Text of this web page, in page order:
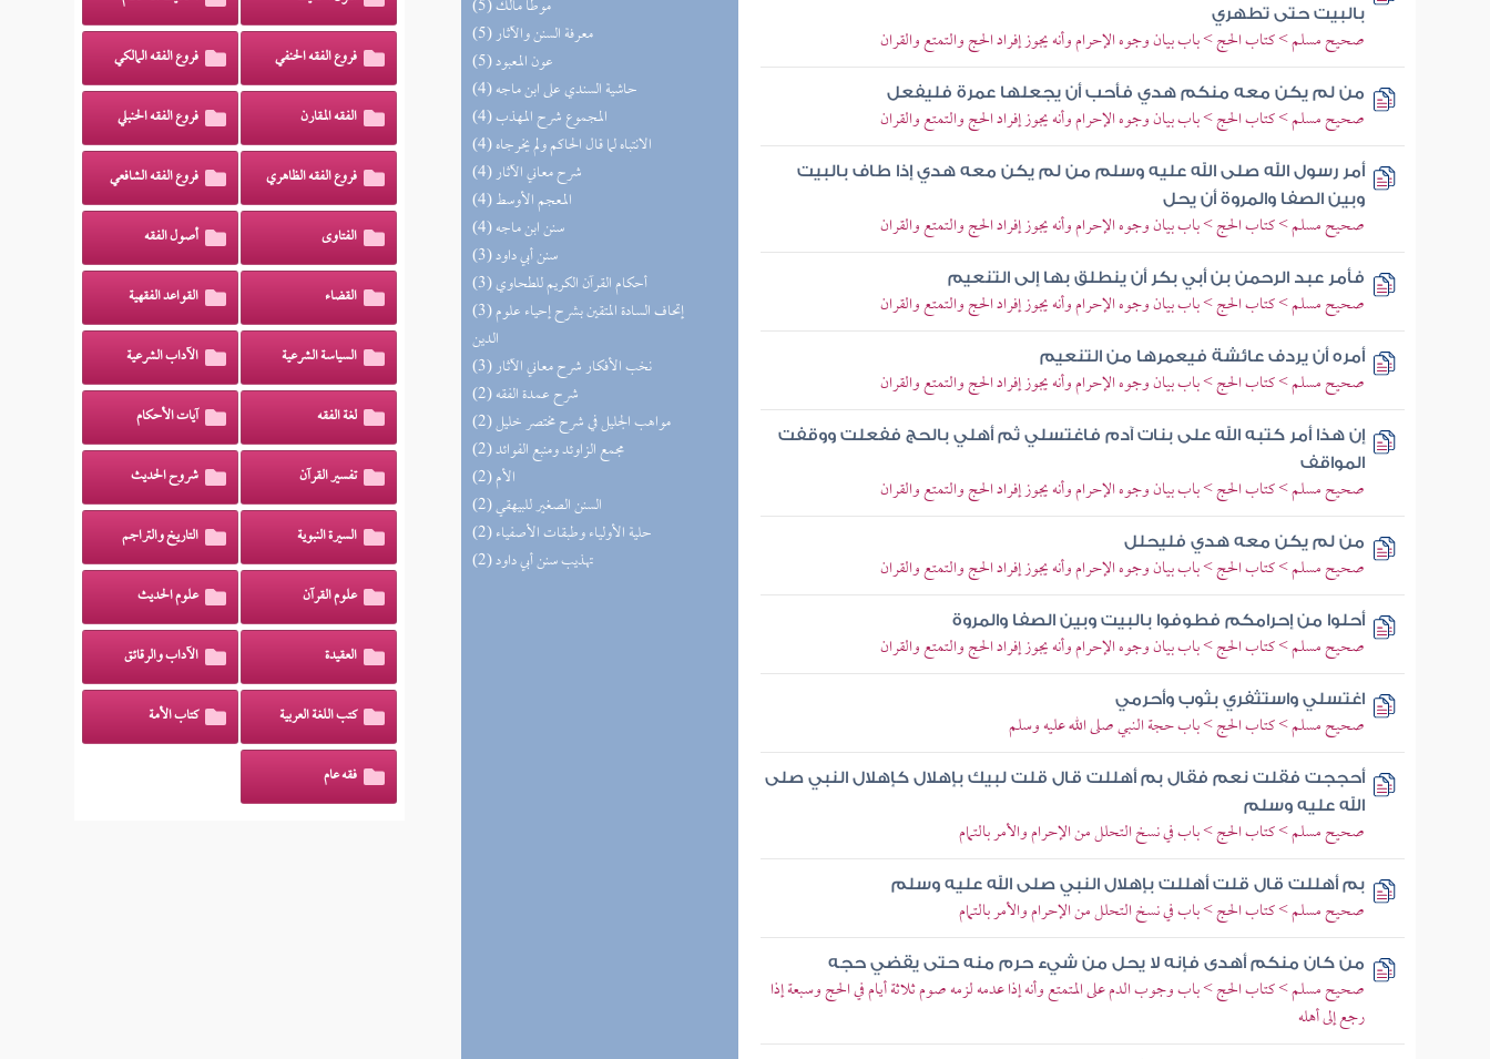
(5) موطأ مالك
(5) معرفة السنن والآثار
(5) عون المعبود
(4) حاشية السندي على ابن ماجه
(4) المجموع شرح المهذب
(4) الانتباه لما قال الحاكم ولم يخرجاه
(4) شرح معاني الآثار
(4) المعجم الأوسط
(4) سنن ابن ماجه
(3) سنن أبي داود
(3) أحكام القرآن الكريم للطحاوي
(3) إتحاف السادة المتقين بشرح إحياء علوم
الدين
(3) نخب الأفكار شرح معاني الآثار
(2) شرح عمدة الفقه
(2) مواهب الجليل في شرح مختصر خليل
(2) مجمع الزاوئد ومنبع الفوائد
(2) الأم
(2) السنن الصغير للبيهقي
(2) حلية الأولياء وطبقات الأصفياء
(2) تهذيب سنن أبي داود
بالبيت حتى تطهري
صحيح مسلم > كتاب الحج > باب بيان وجوه الإحرام وأنه يجوز إفراد الحج والتمتع والقران
من لم يكن معه منكم هدي فأحب أن يجعلها عمرة فليفعل
صحيح مسلم > كتاب الحج > باب بيان وجوه الإحرام وأنه يجوز إفراد الحج والتمتع والقران
أمر رسول الله صلى الله عليه وسلم من لم يكن معه هدي إذا طاف بالبيت
وبين الصفا والمروة أن يحل
صحيح مسلم > كتاب الحج > باب بيان وجوه الإحرام وأنه يجوز إفراد الحج والتمتع والقران
فأمر عبد الرحمن بن أبي بكر أن ينطلق بها إلى التنعيم
صحيح مسلم > كتاب الحج > باب بيان وجوه الإحرام وأنه يجوز إفراد الحج والتمتع والقران
أمره أن يردف عائشة فيعمرها من التنعيم
صحيح مسلم > كتاب الحج > باب بيان وجوه الإحرام وأنه يجوز إفراد الحج والتمتع والقران
إن هذا أمر كتبه الله على بنات آدم فاغتسلي ثم أهلي بالحج ففعلت ووقفت
المواقف
صحيح مسلم > كتاب الحج > باب بيان وجوه الإحرام وأنه يجوز إفراد الحج والتمتع والقران
من لم يكن معه هدي فليحلل
صحيح مسلم > كتاب الحج > باب بيان وجوه الإحرام وأنه يجوز إفراد الحج والتمتع والقران
أحلوا من إحرامكم فطوفوا بالبيت وبين الصفا والمروة
صحيح مسلم > كتاب الحج > باب بيان وجوه الإحرام وأنه يجوز إفراد الحج والتمتع والقران
اغتسلي واستثفري بثوب وأحرمي
صحيح مسلم > كتاب الحج > باب حجة النبي صلى الله عليه وسلم
أحججت فقلت نعم فقال بم أهللت قال قلت لبيك بإهلال كإهلال النبي صلى
الله عليه وسلم
صحيح مسلم > كتاب الحج > باب في نسخ التحلل من الإحرام والأمر بالتمام
بم أهللت قال قلت أهللت بإهلال النبي صلى الله عليه وسلم
صحيح مسلم > كتاب الحج > باب في نسخ التحلل من الإحرام والأمر بالتمام
من كان منكم أهدى فإنه لا يحل من شيء حرم منه حتى يقضي حجه
صحيح مسلم > كتاب الحج > باب وجوب الدم على المتمتع وأنه إذا عدمه لزمه صوم ثلاثة أيام في الحج وسبعة إذا
رجع إلى أهله
فروع الفقه الحنفي فروع الفقه المالكي
الفقه المقارن فروع الفقه الحنبلي
فروع الفقه الظاهري فروع الفقه الشافعي
الفتاوى أصول الفقه
القضاء القواعد الفقهية
السياسة الشرعية الآداب الشرعية
لغة الفقه آيات الأحكام
تفسير القرآن شروح الحديث
السيرة النبوية التاريخ والتراجم
علوم القرآن علوم الحديث
العقيدة الآداب والرقائق
كتب اللغة العربية كتاب الأمة
فقه عام